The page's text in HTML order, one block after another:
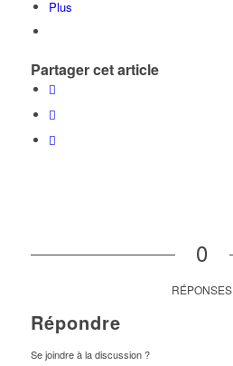
Plus
Partager cet article
0
RÉPONSES
Répondre
Se joindre à la discussion ?